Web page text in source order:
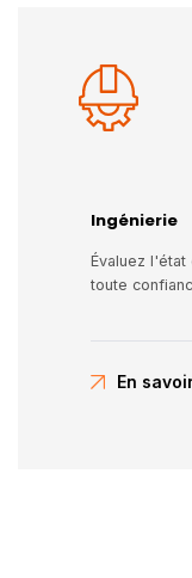
Ingénierie
Évaluez
toute
En